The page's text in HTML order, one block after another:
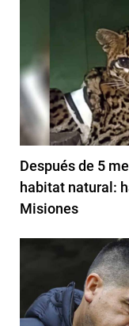
Después de 5
habitat natural:
Misiones